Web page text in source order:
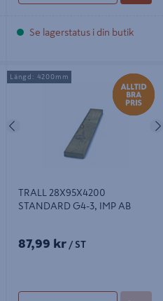
Se lagerstatus i din butik
TRALL 28X95X4200 STANDARD
G4-3, IMP AB
TRALL 28X95X4200
STANDARD G4-3, IMP AB
87,99 kr / ST
Längd: 4200mm